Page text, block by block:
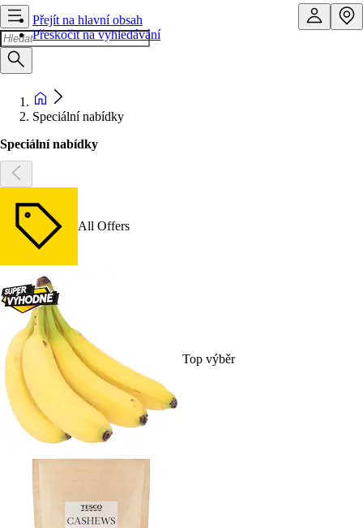
Přejít na hlavní obsah
Přeskočit na vyhledávání
Speciální nabídky
Speciální nabídky
All Offers
Top výběr